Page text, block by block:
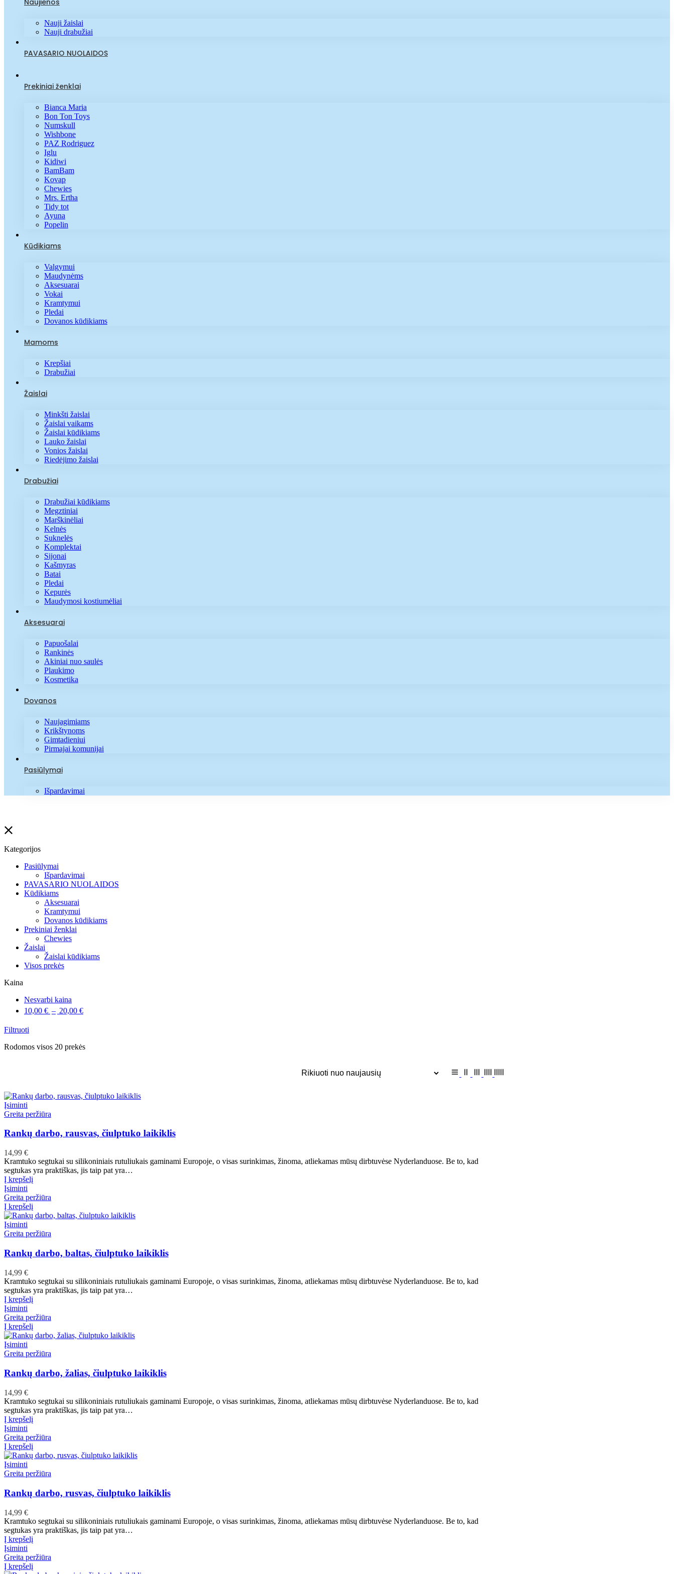
Nauji žaislai
Nauji drabužiai
PAVASARIO NUOLAIDOS
Prekiniai ženklai
Bianca Maria
Bon Ton Toys
Numskull
Wishbone
PAZ Rodriguez
Iglu
Kidiwi
BamBam
Kovap
Chewies
Mrs. Ertha
Tidy tot
Ayuna
Popelin
Kūdikiams
Valgymui
Maudynėms
Aksesuarai
Vokai
Kramtymui
Pledai
Dovanos kūdikiams
Mamoms
Krepšiai
Drabužiai
Žaislai
Minkšti žaislai
Žaislai vaikams
Žaislai kūdikiams
Lauko žaislai
Vonios žaislai
Riedėjimo žaislai
Drabužiai
Drabužiai kūdikiams
Megztiniai
Marškinėliai
Kelnės
Suknelės
Komplektai
Sijonai
Kašmyras
Batai
Pledai
Kepurės
Maudymosi kostiumėliai
Aksesuarai
Papuošalai
Rankinės
Akiniai nuo saulės
Plaukimo
Kosmetika
Dovanos
Naujagimiams
Krikštynoms
Gimtadieniui
Pirmajai komunijai
Pasiūlymai
Išpardavimai
Kategorijos
Pasiūlymai
Išpardavimai
PAVASARIO NUOLAIDOS
Kūdikiams
Aksesuarai
Kramtymui
Dovanos kūdikiams
Prekiniai ženklai
Chewies
Žaislai
Žaislai kūdikiams
Visos prekės
Kaina
Nesvarbi kaina
10,00 € – 20,00 €
Filtruoti
Rodomos visos 20 prekėsSorted
Įsiminti
Greita peržiūra
Rankų darbo, rausvas, čiulptuko laikiklis
14,99 €
Kramtuko segtukai su silikoniniais rutuliukais gaminami Europoje, o visas surinkimas, žinoma, atliekamas mūsų dirbtuvėse Nyderlanduose. Be to, kad
segtukas yra praktiškas, jis taip pat yra…
Į krepšelį
Įsiminti
Greita peržiūra
Į krepšelį
Įsiminti
Greita peržiūra
Rankų darbo, baltas, čiulptuko laikiklis
14,99 €
Kramtuko segtukai su silikoniniais rutuliukais gaminami Europoje, o visas surinkimas, žinoma, atliekamas mūsų dirbtuvėse Nyderlanduose. Be to, kad
segtukas yra praktiškas, jis taip pat yra…
Į krepšelį
Įsiminti
Greita peržiūra
Į krepšelį
Įsiminti
Greita peržiūra
Rankų darbo, žalias, čiulptuko laikiklis
14,99 €
Kramtuko segtukai su silikoniniais rutuliukais gaminami Europoje, o visas surinkimas, žinoma, atliekamas mūsų dirbtuvėse Nyderlanduose. Be to, kad
segtukas yra praktiškas, jis taip pat yra…
Į krepšelį
Įsiminti
Greita peržiūra
Į krepšelį
Įsiminti
Greita peržiūra
Rankų darbo, rusvas, čiulptuko laikiklis
14,99 €
Kramtuko segtukai su silikoniniais rutuliukais gaminami Europoje, o visas surinkimas, žinoma, atliekamas mūsų dirbtuvėse Nyderlanduose. Be to, kad
segtukas yra praktiškas, jis taip pat yra…
Į krepšelį
Įsiminti
Greita peržiūra
Į krepšelį